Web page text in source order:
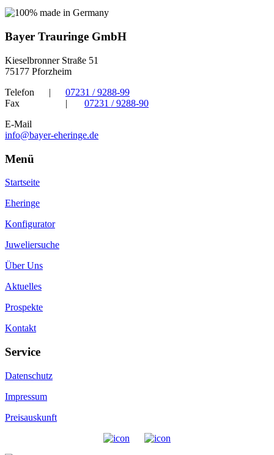
Bayer Trauringe GmbH
Kieselbronner Straße 51
75177 Pforzheim
Telefon
|
07231 / 9288-99
Fax
|
07231 / 9288-90
E-Mail
info@bayer-eheringe.de
Menü
Startseite
Eheringe
Konfigurator
Juweliersuche
Über Uns
Aktuelles
Prospekte
Kontakt
Service
Datenschutz
Impressum
Preisauskunft